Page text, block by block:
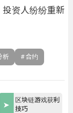
投资人纷纷重新
析 合约
区块链游戏获利
技巧